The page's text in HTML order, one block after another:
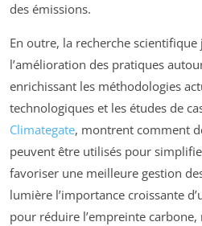
des émissions.
En outre, la recherche
l’amélioration des pratiques
enrichissant les méthodologies
technologiques et les études de
Climategate, montrent comment
peuvent être utilisés pour
favoriser une meilleure gestion
lumière l’importance croissante
pour réduire l’empreinte